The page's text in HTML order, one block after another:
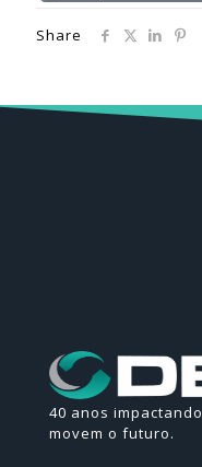
Share
40 anos
movem o futuro.